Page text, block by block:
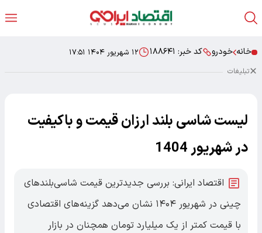
خانه خودرو کد خبر: ۱۸۸۶۴۱ ۱۲ شهریور ۱۴۰۴ ۱۷:۵۱
تبلیغات
لیست شاسی بلند ارزان قیمت و باکیفیت
در شهریور 1404
اقتصاد ایرانی: بررسی جدیدترین قیمت شاسی‌بلندهای
چینی در شهریور ۱۴۰۴ نشان می‌دهد گزینه‌های اقتصادی
با قیمت کمتر از یک میلیارد تومان همچنان در بازار